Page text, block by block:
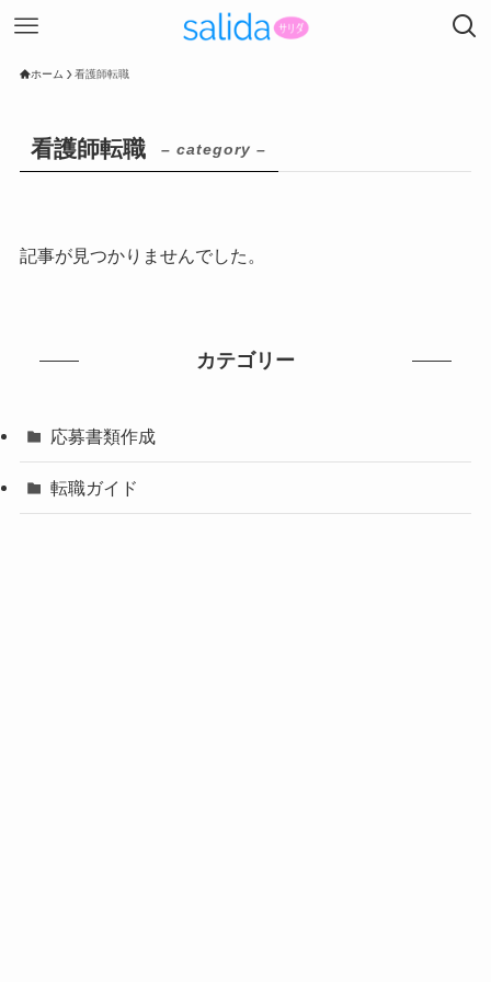
ホーム 看護師転職
看護師転職 – category –
記事が見つかりませんでした。
カテゴリー
応募書類作成
転職ガイド